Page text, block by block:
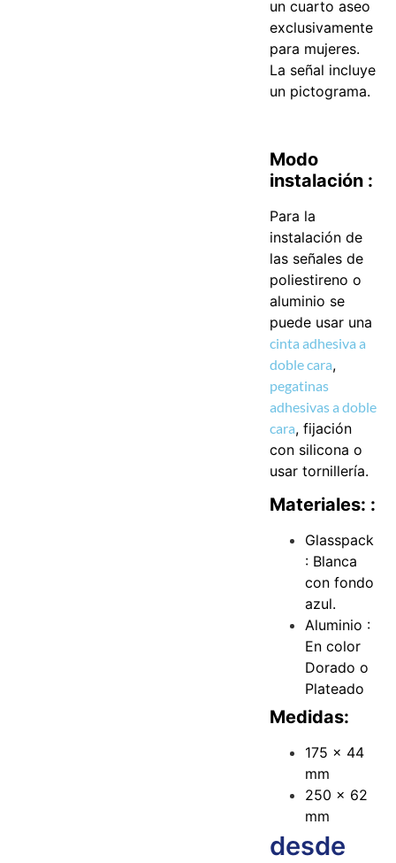
un cuarto aseo
exclusivamente
para mujeres.
La señal incluye
un pictograma.
Modo
instalación :
Para la
instalación de
las señales de
poliestireno o
aluminio se
puede usar una
cinta adhesiva a
doble cara,
pegatinas
adhesivas a doble
cara, fijación
con silicona o
usar tornillería.
Materiales: :
Glasspack
: Blanca
con fondo
azul.
Aluminio :
En color
Dorado o
Plateado
Medidas:
175 x 44
mm
250 x 62
mm
desde